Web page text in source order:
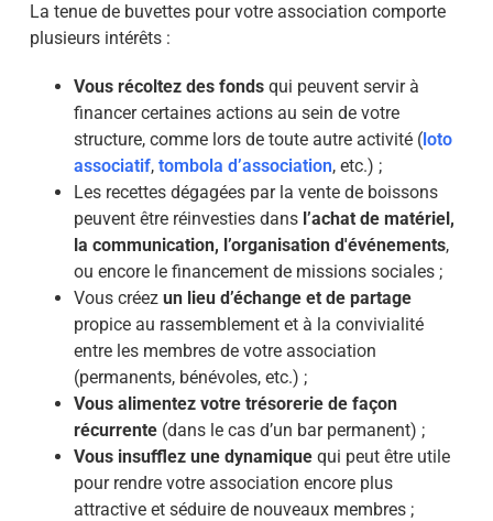
La tenue de buvettes pour votre association comporte
plusieurs intérêts :
Vous récoltez des fondsqui peuvent servir à
financer certaines actions au sein de votre
structure, comme lors de toute autre activité (loto
associatif, tombola d’association, etc.) ;
Les recettes dégagées par la vente de boissons
peuvent être réinvesties dans l’achat de matériel,
la communication, l’organisation d'événements,
ou encore le financement de missions sociales ;
Vous créez un lieu d’échange et de partage
propice au rassemblement et à la convivialité
entre les membres de votre association
(permanents, bénévoles, etc.) ;
Vous alimentez votre trésorerie de façon
récurrente(dans le cas d’un bar permanent) ;
Vous insufflez une dynamiquequi peut être utile
pour rendre votre association encore plus
attractive et séduire de nouveaux membres ;